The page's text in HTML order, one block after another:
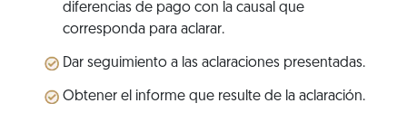
diferencias de pago con la causal que
corresponda para aclarar.
Dar seguimiento a las aclaraciones presentadas.
Obtener el informe que resulte de la aclaración.